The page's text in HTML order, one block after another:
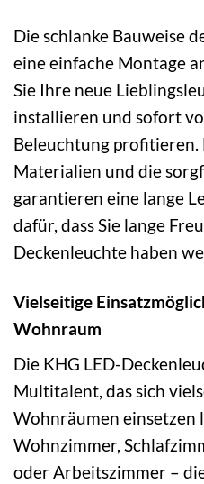
Die schlanke Bauweise
eine einfache Montage
Sie Ihre neue
installieren und sofort
Beleuchtung
Materialien und die
garantieren eine lange
dafür, dass Sie lange
Deckenleuchte haben
Vielseitige
Wohnraum
Die KHG LED-
Multitalent, das sich
Wohnräumen einsetzen
Wohnzimmer,
oder Arbeitszimmer –